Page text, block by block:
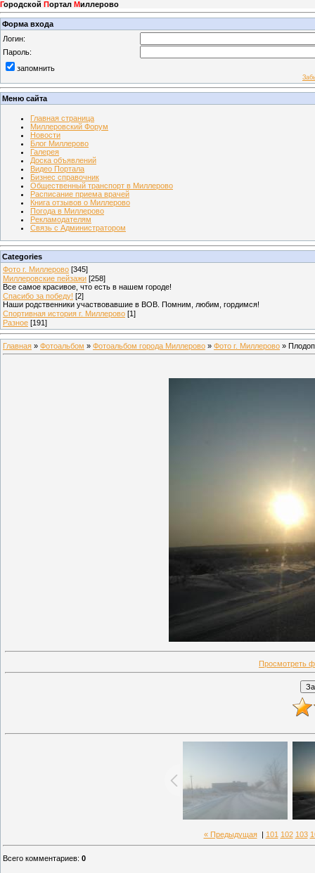
Городской Портал Миллерово
Форма входа
Логин:
Пароль:
запомнить
Меню сайта
Главная страница
Миллеровский Форум
Новости
Блог Миллерово
Галерея
Доска объявлений
Видео Портала
Бизнес справочник
Общественный транспорт в Миллерово
Расписание приема врачей
Книга отзывов о Миллерово
Погода в Миллерово
Рекламодателям
Связь с Администратором
Categories
Фото г. Миллерово [345]
Миллеровские пейзажи [258]
Все самое красивое, что есть в нашем городе!
Спасибо за победу! [2]
Наши родственники участвовавшие в ВОВ. Помним, любим, гордимся!
Спортивная история г. Миллерово [1]
Разное [191]
Главная » Фотоальбом » Фотоальбом города Миллерово » Фото г. Миллерово »
Просмотреть
« Предыдущая| 101 102 103
Всего комментариев: 0